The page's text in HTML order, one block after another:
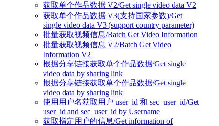
获取单个作品数据 V2/Get single video data V2
获取单个作品数据 V3(支持国家参数)/Get
single video data V3 (support country parameter)
批量获取视频信息/Batch Get Video Information
批量获取视频信息 V2/Batch Get Video
Information V2
根据分享链接获取单个作品数据/Get single
video data by sharing link
根据分享链接获取单个作品数据/Get single
video data by sharing link
使用用户名获取用户 user_id 和 sec_user_id/Get
user_id and sec_user_id by Username
获取指定用户的信息/Get information of